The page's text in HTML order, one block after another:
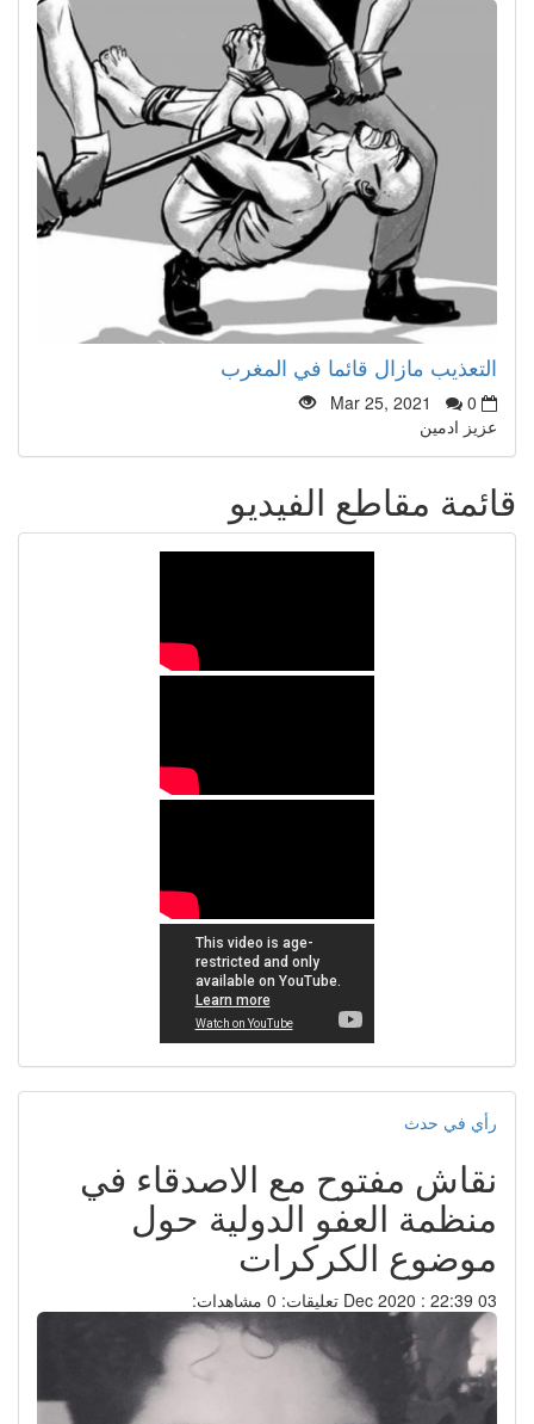
التعذيب مازال قائما في المغرب
Mar 25, 2021
0
عزيز ادمين
قائمة مقاطع الفيديو
رأي في حدث
نقاش مفتوح مع الاصدقاء في
منظمة العفو الدولية حول
موضوع الكركرات
تعليقات: 0 مشاهدات: